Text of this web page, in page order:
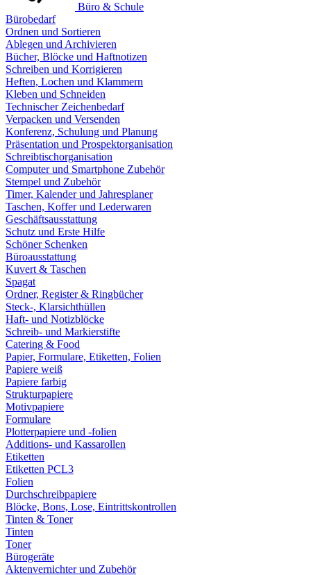
Büro & Schule
Bürobedarf
Ordnen und Sortieren
Ablegen und Archivieren
Bücher, Blöcke und Haftnotizen
Schreiben und Korrigieren
Heften, Lochen und Klammern
Kleben und Schneiden
Technischer Zeichenbedarf
Verpacken und Versenden
Konferenz, Schulung und Planung
Präsentation und Prospektorganisation
Schreibtischorganisation
Computer und Smartphone Zubehör
Stempel und Zubehör
Timer, Kalender und Jahresplaner
Taschen, Koffer und Lederwaren
Geschäftsausstattung
Schutz und Erste Hilfe
Schöner Schenken
Büroausstattung
Kuvert & Taschen
Spagat
Ordner, Register & Ringbücher
Steck-, Klarsichthüllen
Haft- und Notizblöcke
Schreib- und Markierstifte
Catering & Food
Papier, Formulare, Etiketten, Folien
Papiere weiß
Papiere farbig
Strukturpapiere
Motivpapiere
Formulare
Plotterpapiere und -folien
Additions- und Kassarollen
Etiketten
Etiketten PCL3
Folien
Durchschreibpapiere
Blöcke, Bons, Lose, Eintrittskontrollen
Tinten & Toner
Tinten
Toner
Bürogeräte
Aktenvernichter und Zubehör